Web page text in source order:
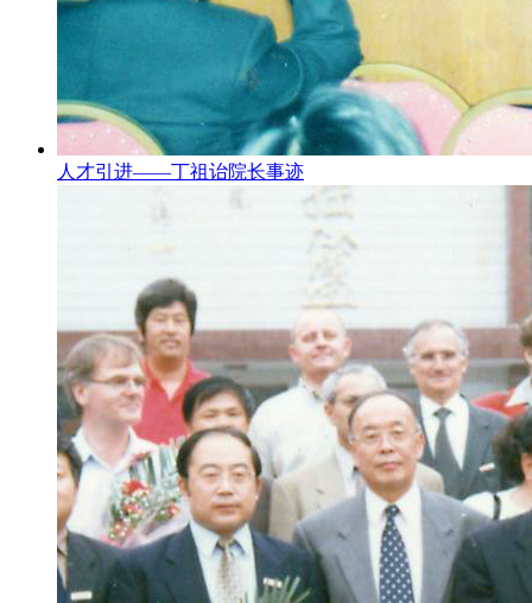
人才引进——丁祖诒院长事迹